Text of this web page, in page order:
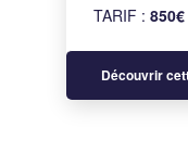
TARIF :
Découvrir